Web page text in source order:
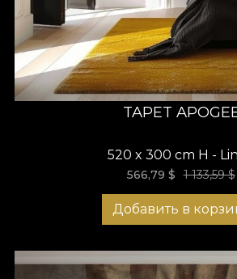
TAPET
520 x 300 cm H -
566,79$ 1 133,59 $
Добавить в